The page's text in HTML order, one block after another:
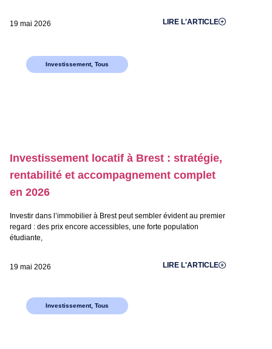
19 mai 2026 LIRE L'ARTICLE
Investissement, Tous
Investissement locatif à Brest : stratégie,
rentabilité et accompagnement complet
en 2026
Investir dans l’immobilier à Brest peut sembler évident au premier
regard : des prix encore accessibles, une forte population
étudiante,
19 mai 2026 LIRE L'ARTICLE
Investissement, Tous